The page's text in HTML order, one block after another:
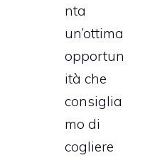
nta
un’ottima
opportun
ità che
consiglia
mo di
cogliere